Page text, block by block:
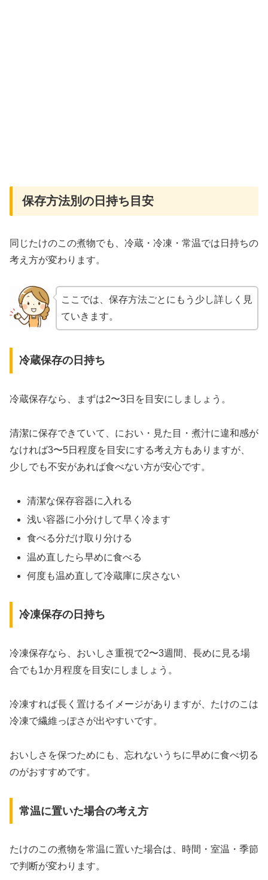
保存方法別の日持ち目安
同じたけのこの煮物でも、冷蔵・冷凍・常温では日持ちの
考え方が変わります。
ここでは、保存方法ごとにもう少し詳しく見
ていきます。
冷蔵保存の日持ち
冷蔵保存なら、まずは2〜3日を目安にしましょう。
清潔に保存できていて、におい・見た目・煮汁に違和感が
なければ3〜5日程度を目安にする考え方もありますが、
少しでも不安があれば食べない方が安心です。
清潔な保存容器に入れる
浅い容器に小分けして早く冷ます
食べる分だけ取り分ける
温め直したら早めに食べる
何度も温め直して冷蔵庫に戻さない
冷凍保存の日持ち
冷凍保存なら、おいしさ重視で2〜3週間、長めに見る場
合でも1か月程度を目安にしましょう。
冷凍すれば長く置けるイメージがありますが、たけのこは
冷凍で繊維っぽさが出やすいです。
おいしさを保つためにも、忘れないうちに早めに食べ切る
のがおすすめです。
常温に置いた場合の考え方
たけのこの煮物を常温に置いた場合は、時間・室温・季節
で判断が変わります。